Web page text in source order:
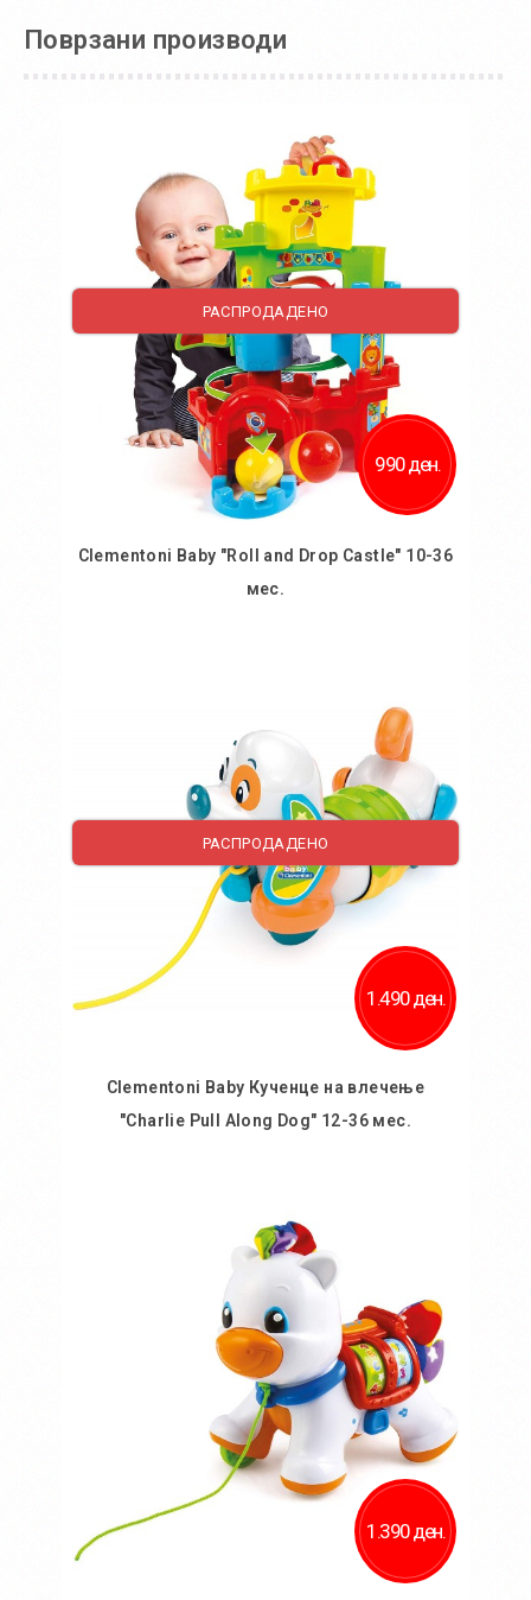
Поврзани производи
РАСПРОДАДЕНО
990 ден.
Clementoni Baby "Roll and Drop Castle" 10-36
мес.
Додај за споредба
РАСПРОДАДЕНО
1.490 ден.
Clementoni Baby Кученце на влечење
"Charlie Pull Along Dog" 12-36 мес.
Додај во желби
Додај за споредба
1.390 ден.